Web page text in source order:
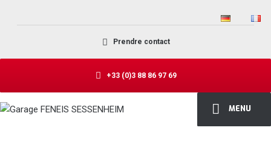
MENU
Prendre contact
+33 (0)3 88 86 97 69